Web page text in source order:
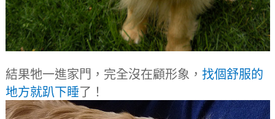
結果牠一進家門，完全沒在顧形象， 找個舒服的
地方就趴下睡了！